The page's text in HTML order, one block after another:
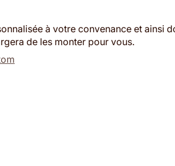
à votre convenance et ainsi
de les monter pour vous.